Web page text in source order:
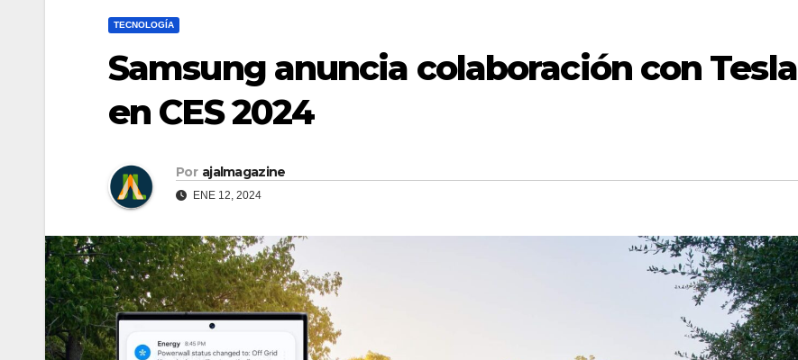
TECNOLOGÍA
Samsung anuncia colaboración con Tesla
en CES 2024
Por ajalmagazine
ENE 12, 2024